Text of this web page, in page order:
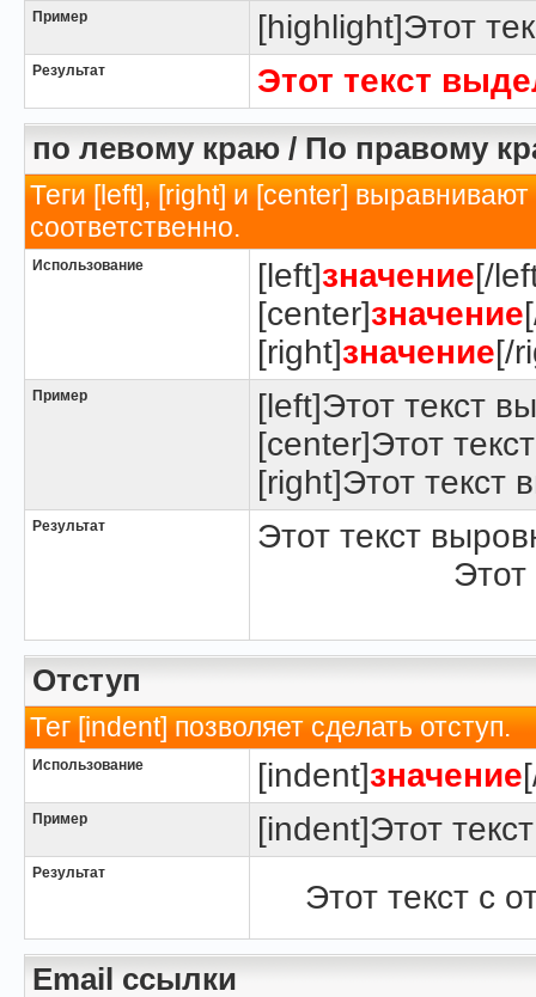
Пример [highlight]Этот
Результат Этот текст
по левому краю / По правому
Теги [left], [right] и [center]
соответственно.
Использование [left]значение[/
[center]значение
[right]значение[/
Пример
[left]Этот текст
[center]Этот
[right]Этот текст
Результат
Этот текст
Этот
Отступ
Тег [indent] позволяет сделать отступ.
Использование [indent]значение
Пример [indent]Этот
Результат
Этот текст с
Email ссылки